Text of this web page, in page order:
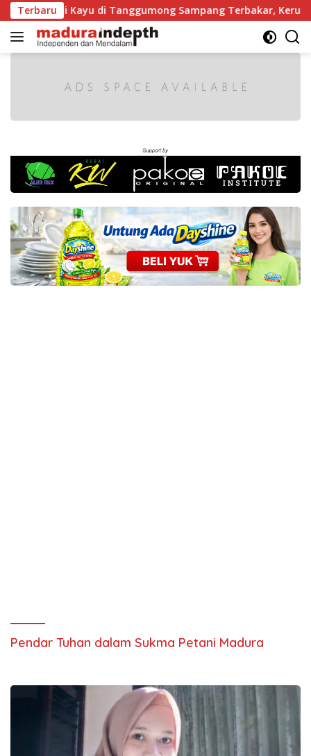
Langsung
ke
konten
Terbaru
Gergaji Kayu di Tanggumong Sampang Terbakar, Kerugian
Pendar Tuhan dalam Sukma Petani Madura